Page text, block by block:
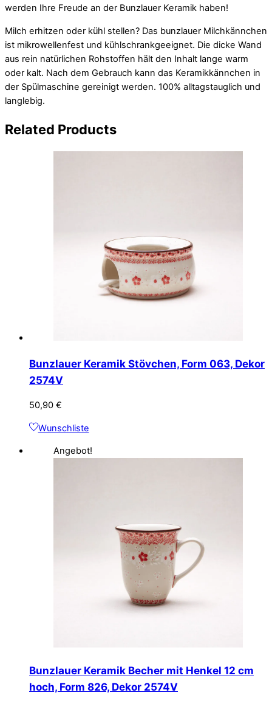
werden Ihre Freude an der Bunzlauer Keramik haben!
Milch erhitzen oder kühl stellen? Das bunzlauer Milchkännchen
ist mikrowellenfest und kühlschrankgeeignet. Die dicke Wand
aus rein natürlichen Rohstoffen hält den Inhalt lange warm
oder kalt. Nach dem Gebrauch kann das Keramikkännchen in
der Spülmaschine gereinigt werden. 100% alltagstauglich und
langlebig.
Related Products
Bunzlauer Keramik Stövchen, Form 063, Dekor
2574V
50,90 €
Wunschliste
Angebot!
Bunzlauer Keramik Becher mit Henkel 12 cm
hoch, Form 826, Dekor 2574V